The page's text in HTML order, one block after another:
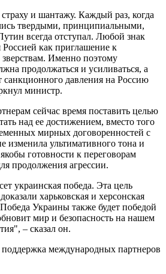
и шантажу. Каждый раз, когда
твердыми, принципиальными,
всегда отступал. Любой знак
Россией как приглашение к
Именно поэтому
продолжаться и усиливаться, а
санкционного давления на Россию
министр.
сейчас время поставить целью
над ее достижением, вместо того
мирных договоренностей с
изменила ультимативного тона и
готовности к переговорам
продолжения агрессии.
украинская победа. Эта цель
харьковская и херсонская
Украины также будет победой
мир и безопасность на нашем
– сказал он.
поддержка международных партнеров